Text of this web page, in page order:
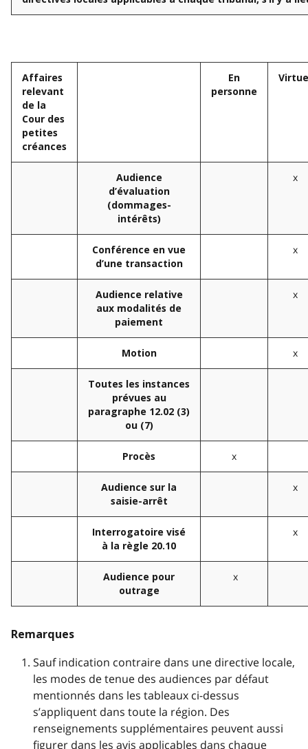
Affaires
relevant
de la
Cour des
petites
créances
En
personne
Audience
d’évaluation
(dommages-
intérêts)
x
Conférence en vue
d’une transaction
x
Audience relative
aux modalités de
paiement
x
Motion x
Toutes les instances
prévues au
paragraphe 12.02 (3)
ou (7)
Procès x
Audience sur la
saisie-arrêt
x
Interrogatoire visé
à la règle 20.10
x
Audience pour
outrage
x
Remarques
Sauf indication contraire dans une directive locale,
les modes de tenue des audiences par défaut
mentionnés dans les tableaux ci-dessus
s’appliquent dans toute la région. Des
renseignements supplémentaires peuvent aussi
figurer dans les avis applicables dans chaque